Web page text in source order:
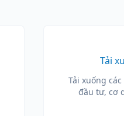
Tải
Tải xuống
đầu tư, cơ